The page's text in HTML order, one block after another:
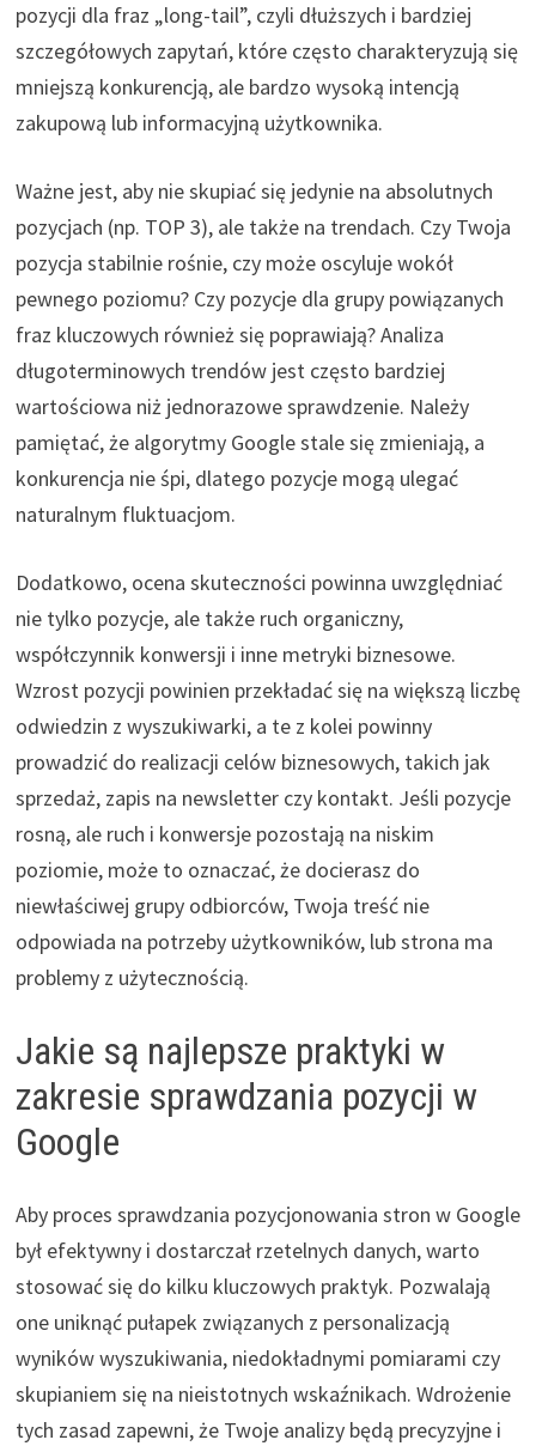
pozycji dla fraz „long-tail”, czyli dłuższych i bardziej
szczegółowych zapytań, które często charakteryzują się
mniejszą konkurencją, ale bardzo wysoką intencją
zakupową lub informacyjną użytkownika.
Ważne jest, aby nie skupiać się jedynie na absolutnych
pozycjach (np. TOP 3), ale także na trendach. Czy Twoja
pozycja stabilnie rośnie, czy może oscyluje wokół
pewnego poziomu? Czy pozycje dla grupy powiązanych
fraz kluczowych również się poprawiają? Analiza
długoterminowych trendów jest często bardziej
wartościowa niż jednorazowe sprawdzenie. Należy
pamiętać, że algorytmy Google stale się zmieniają, a
konkurencja nie śpi, dlatego pozycje mogą ulegać
naturalnym fluktuacjom.
Dodatkowo, ocena skuteczności powinna uwzględniać
nie tylko pozycje, ale także ruch organiczny,
współczynnik konwersji i inne metryki biznesowe.
Wzrost pozycji powinien przekładać się na większą liczbę
odwiedzin z wyszukiwarki, a te z kolei powinny
prowadzić do realizacji celów biznesowych, takich jak
sprzedaż, zapis na newsletter czy kontakt. Jeśli pozycje
rosną, ale ruch i konwersje pozostają na niskim
poziomie, może to oznaczać, że docierasz do
niewłaściwej grupy odbiorców, Twoja treść nie
odpowiada na potrzeby użytkowników, lub strona ma
problemy z użytecznością.
Jakie są najlepsze praktyki w
zakresie sprawdzania pozycji w
Google
Aby proces sprawdzania pozycjonowania stron w Google
był efektywny i dostarczał rzetelnych danych, warto
stosować się do kilku kluczowych praktyk. Pozwalają
one uniknąć pułapek związanych z personalizacją
wyników wyszukiwania, niedokładnymi pomiarami czy
skupianiem się na nieistotnych wskaźnikach. Wdrożenie
tych zasad zapewni, że Twoje analizy będą precyzyjne i